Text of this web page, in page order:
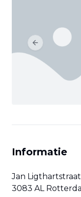
Previous slide
Informatie
Jan Ligthartstraat
3083 AL